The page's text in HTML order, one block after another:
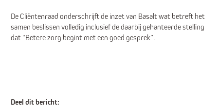
De Cliëntenraad onderschrijft de inzet van Basalt wat betreft het
samen beslissen volledig inclusief de daarbij gehanteerde stelling
dat “Betere zorg begint met een goed gesprek”.
Deel dit bericht: